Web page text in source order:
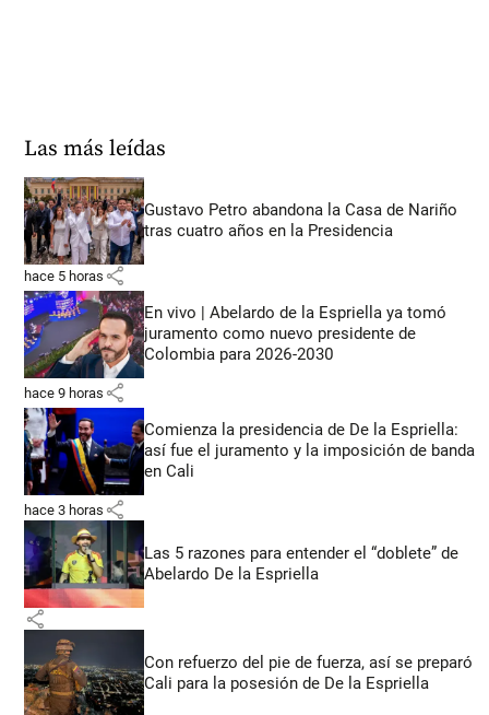
Las más leídas
Gustavo Petro abandona la Casa de Nariño
tras cuatro años en la Presidencia
hace 5 horas share
En vivo | Abelardo de la Espriella ya tomó
juramento como nuevo presidente de
Colombia para 2026-2030
hace 9 horas share
Comienza la presidencia de De la Espriella:
así fue el juramento y la imposición de banda
en Cali
hace 3 horas share
Las 5 razones para entender el “doblete” de
Abelardo De la Espriella
share
Con refuerzo del pie de fuerza, así se preparó
Cali para la posesión de De la Espriella